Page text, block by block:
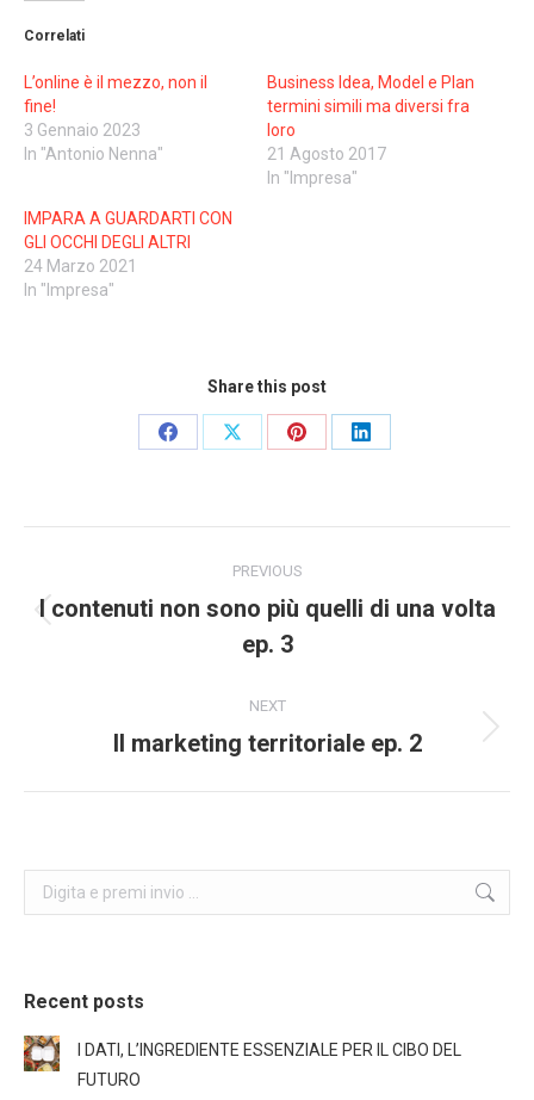
Correlati
L’online è il mezzo, non il
fine!
3 Gennaio 2023
In "Antonio Nenna"
Business Idea, Model e Plan
termini simili ma diversi fra
loro
21 Agosto 2017
In "Impresa"
IMPARA A GUARDARTI CON
GLI OCCHI DEGLI ALTRI
24 Marzo 2021
In "Impresa"
Share this post
Share
Share
Share
Share
navigation
PREVIOUS
Previous
post:
I contenuti non sono più quelli di una volta
ep. 3
NEXT
Next
Il marketing territoriale ep. 2
Search:
Recent posts
I DATI, L’INGREDIENTE ESSENZIALE PER IL CIBO DEL
FUTURO